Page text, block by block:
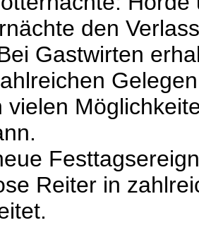
den
Gastwirten
vielen
Reiter in